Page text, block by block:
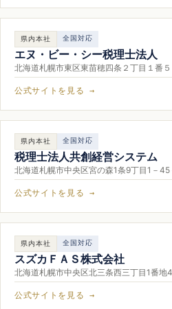
県内本社 全国対応
エヌ・ビー・シー税理士法人
北海道札幌市東区東苗穂四条２丁目１番
公式サイトを見る →
県内本社 全国対応
税理士法人共創経営システム
北海道札幌市中央区宮の森1条9丁目1－45
公式サイトを見る →
県内本社 全国対応
スズカＦＡＳ株式会社
北海道札幌市中央区北三条西三丁目1番
公式サイトを見る →